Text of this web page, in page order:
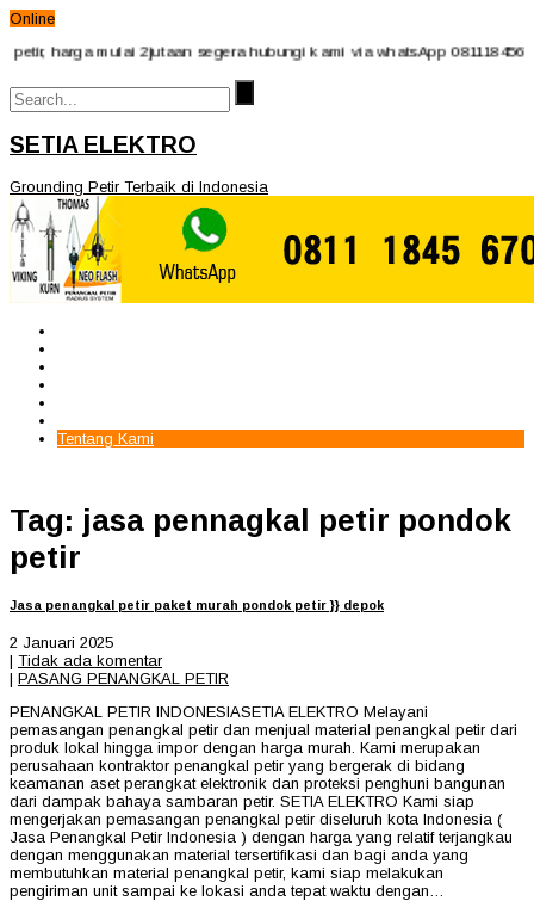
Online
harga mulai 2jutaan segera hubungi kami via whatsApp
SETIA ELEKTRO
Grounding Petir Terbaik di Indonesia
Tentang Kami
Tag: jasa pennagkal petir pondok
petir
Jasa penangkal petir paket murah pondok petir }} depok
2 Januari 2025
| Tidak ada komentar
| PASANG PENANGKAL PETIR
PENANGKAL PETIR INDONESIASETIA ELEKTRO Melayani
pemasangan penangkal petir dan menjual material penangkal petir dari
produk lokal hingga impor dengan harga murah. Kami merupakan
perusahaan kontraktor penangkal petir yang bergerak di bidang
keamanan aset perangkat elektronik dan proteksi penghuni bangunan
dari dampak bahaya sambaran petir. SETIA ELEKTRO Kami siap
mengerjakan pemasangan penangkal petir diseluruh kota Indonesia (
Jasa Penangkal Petir Indonesia ) dengan harga yang relatif terjangkau
dengan menggunakan material tersertifikasi dan bagi anda yang
membutuhkan material penangkal petir, kami siap melakukan
pengiriman unit sampai ke lokasi anda tepat waktu dengan…